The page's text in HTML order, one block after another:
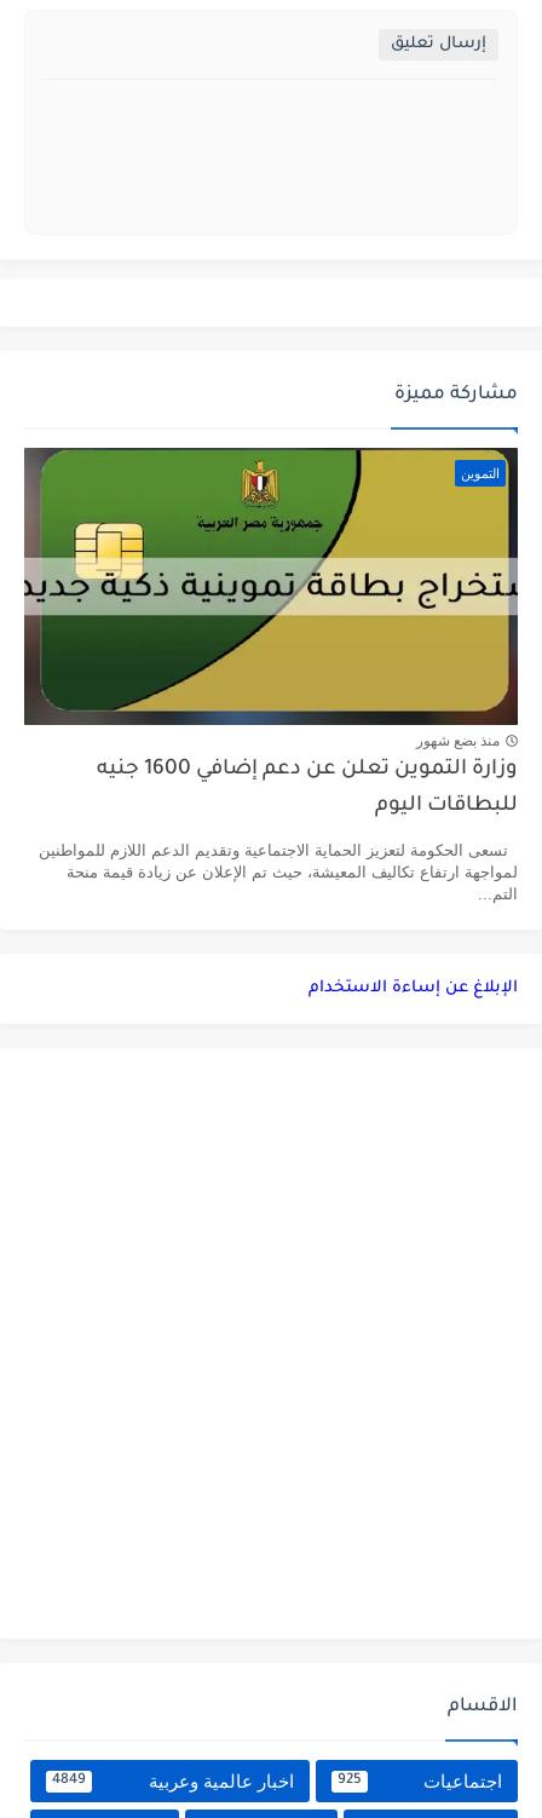
إرسال تعليق
مشاركة مميزة
التموين
منذ بضع شهور
وزارة التموين تعلن عن دعم إضافي 1600 جنيه
للبطاقات اليوم
تسعى الحكومة لتعزيز الحماية الاجتماعية وتقديم الدعم اللازم للمواطنين
لمواجهة ارتفاع تكاليف المعيشة، حيث تم الإعلان عن زيادة قيمة منحة
التم...
الإبلاغ عن إساءة الاستخدام
الاقسام
اجتماعيات 925 اخبار عالمية وعربية 4849